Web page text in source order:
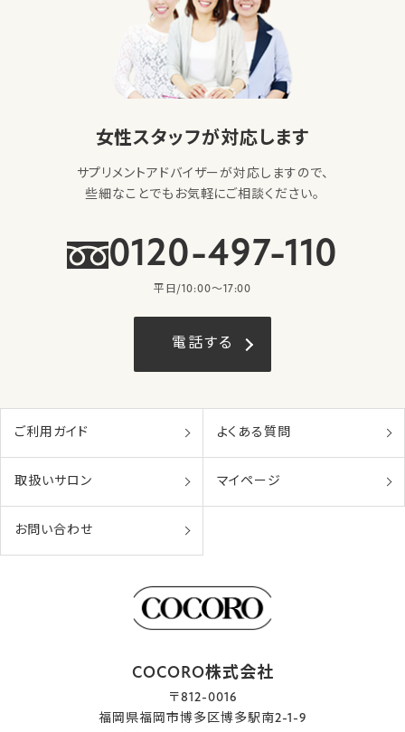
女性スタッフが対応します
サプリメントアドバイザーが対応しますので、
些細なことでもお気軽にご相談ください。
0120-497-110
平日/10:00〜17:00
電話する
ご利用ガイド よくある質問
取扱いサロン マイページ
お問い合わせ
COCORO株式会社
〒812-0016
福岡県福岡市博多区博多駅南2-1-9